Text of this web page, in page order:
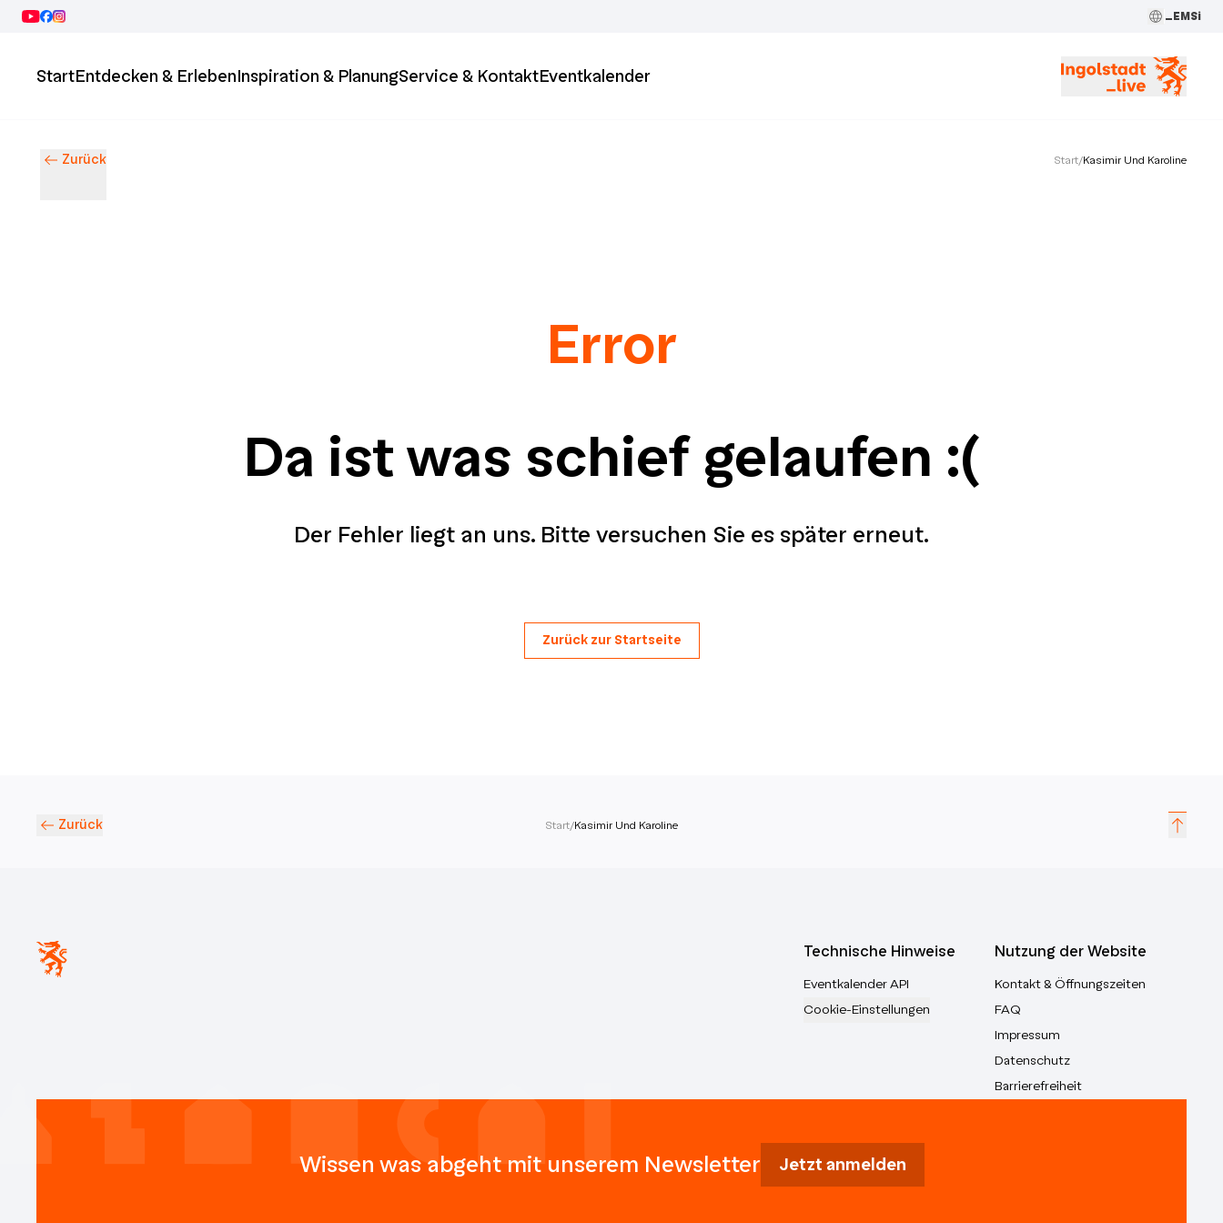
_EMSi
StartEntdecken & ErlebenInspiration & PlanungService & KontaktEventkalender
Zurück Start/Kasimir Und Karoline
Error
Da ist was schief gelaufen :(
Der Fehler liegt an uns. Bitte versuchen Sie es später erneut.
Zurück zur Startseite
Zurück Start/Kasimir Und Karoline
Technische Hinweise
Eventkalender API
Cookie-Einstellungen
Nutzung der Website
Kontakt & Öffnungszeiten
FAQ
Impressum
Datenschutz
Barrierefreiheit
Wissen was abgeht mit unserem Newsletter Jetzt anmelden